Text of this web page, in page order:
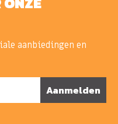
aanbiedingen en
Aanmelden